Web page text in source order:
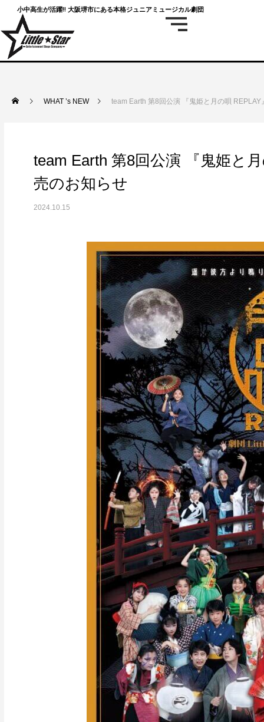
小中高生が活躍‼ 大阪堺市にある本格ジュニアミュージカル劇団
WHAT ’s NEW team Earth 第8回公演 『鬼姫と月の唄
team Earth 第8回公演 『鬼姫と
売のお知らせ
2024.10.15